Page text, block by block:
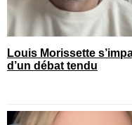
Louis Morissette
d’un débat tendu